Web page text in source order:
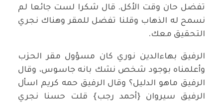
تفضل حان وقت الأكل. قال شكرا لست جائعا لم
نسمح له الذهاب وقلنا تفضل للمقر وهناك نجري
التحقيق معك.
الرفيق بهاءالدين نوري كان مسؤول مقر الحزب
وأعلمناه بوجود شخص نشك بانه جاسوس، وقال
الرفيق ماهو الدليل؟ وقال الرفيق حمه كريم اسأل
الرفيق سيروان {أحمد رجب} قلت حسنا نجري